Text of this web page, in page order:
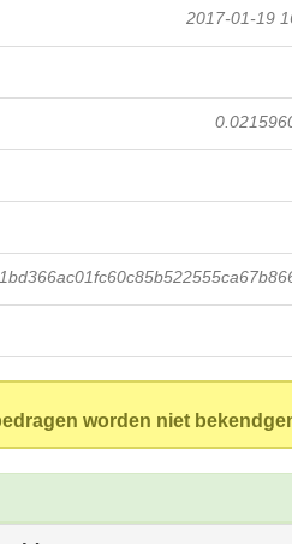
2017-01-19
worden niet